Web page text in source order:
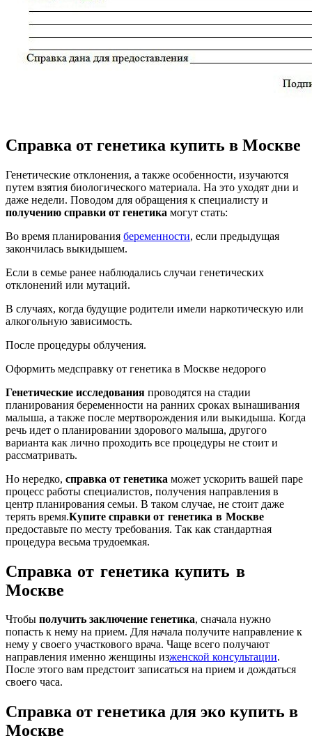
Справка от генетика купить в Москве
Генетические отклонения, а также особенности, изучаются
путем взятия биологического материала. На это уходят дни и
даже недели. Поводом для обращения к специалисту и
получению справки от генетика могут стать:
Во время планирования беременности, если предыдущая
закончилась выкидышем.
Если в семье ранее наблюдались случаи генетических
отклонений или мутаций.
В случаях, когда будущие родители имели наркотическую или
алкогольную зависимость.
После процедуры облучения.
Оформить медсправку от генетика в Москве недорого
Генетические исследования проводятся на стадии
планирования беременности на ранних сроках вынашивания
малыша, а также после мертворождения или выкидыша. Когда
речь идет о планировании здорового малыша, другого
варианта как лично проходить все процедуры не стоит и
рассматривать.
Но нередко, справка от генетика может ускорить вашей паре
процесс работы специалистов, получения направления в
центр планирования семьи. В таком случае, не стоит даже
терять время.Купите справки от генетика в Москве
предоставьте по месту требования. Так как стандартная
процедура весьма трудоемкая.
Справка от генетика купить в
Москве
Чтобы получить заключение генетика, сначала нужно
попасть к нему на прием. Для начала получите направление к
нему у своего участкового врача. Чаще всего получают
направления именно женщины изженской консультации.
После этого вам предстоит записаться на прием и дождаться
своего часа.
Справка от генетика для эко купить в
Москве